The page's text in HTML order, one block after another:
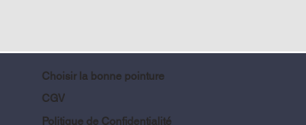
Choisir la bonne pointure
CGV
Politique de Confidentialité